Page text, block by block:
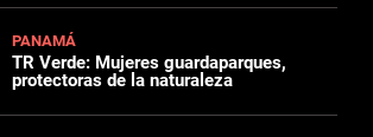
PANAMÁ
TR Verde: Mujeres guardaparques,
protectoras de la naturaleza